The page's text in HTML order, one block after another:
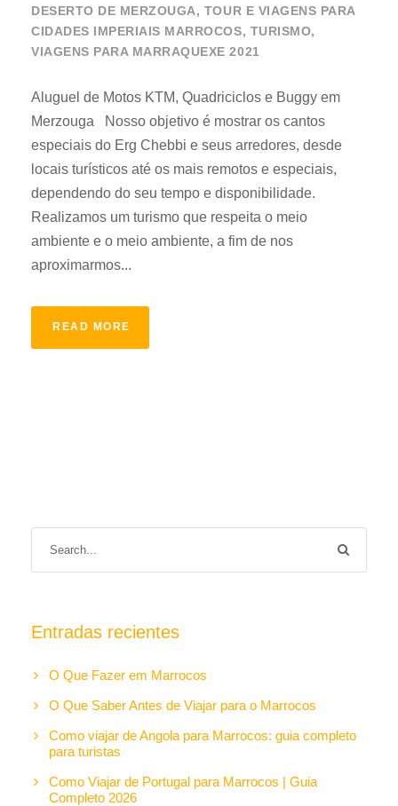
DESERTO DE MERZOUGA, TOUR E VIAGENS PARA
CIDADES IMPERIAIS MARROCOS, TURISMO,
VIAGENS PARA MARRAQUEXE 2021
Aluguel de Motos KTM, Quadriciclos e Buggy em
Merzouga Nosso objetivo é mostrar os cantos
especiais do Erg Chebbi e seus arredores, desde
locais turísticos até os mais remotos e especiais,
dependendo do seu tempo e disponibilidade.
Realizamos um turismo que respeita o meio
ambiente e o meio ambiente, a fim de nos
aproximarmos...
READ MORE
Entradas recientes
O Que Fazer em Marrocos
O Que Saber Antes de Viajar para o Marrocos
Como viajar de Angola para Marrocos: guia completo
para turistas
Como Viajar de Portugal para Marrocos | Guia
Completo 2026